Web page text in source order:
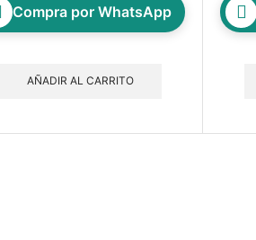
Compra por WhatsApp
AÑADIR AL CARRITO